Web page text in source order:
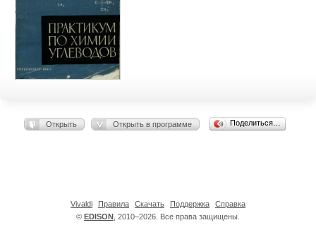
Открыть Открыть в программе Поделиться…
© EDISON , 2010–2026. Все права защищены.
Vivaldi Правила Скачать Поддержка Справка